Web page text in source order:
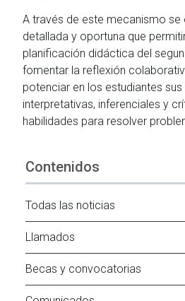
A través de este mecanismo
detallada y oportuna que
planificación didáctica del
fomentar la reflexión
potenciar en los estudiantes
interpretativas, inferenciales y
habilidades para resolver
Contenidos
Todas las noticias
Llamados
Becas y convocatorias